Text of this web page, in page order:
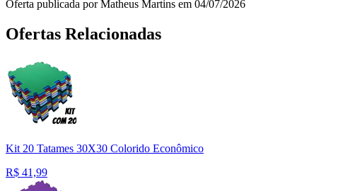
Oferta publicada por Matheus Martins em 04/07/2026
Ofertas Relacionadas
Kit 20 Tatames 30X30 Colorido Econômico
R$ 41,99